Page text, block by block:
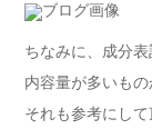
ちなみに、成分表
内容量が多いも
それも参考にして